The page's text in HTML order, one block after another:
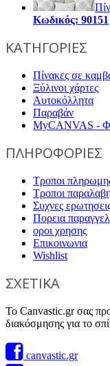
Κωδικός: 90151
ΚΑΤΗΓΟΡΙΕΣ
Πίνακες σε
Ξύλινοι χάρτες
Αυτοκόλλητα
Παραβάν
MyCANVAS -
ΠΛΗΡΟΦΟΡΙΕΣ
Τροποι
Τροποι
Συχνες
Πορεια
οροι χρησης
Επικοινωνια
Wishlist
ΣΧΕΤΙΚΑ
Το Canvastic.gr σας
διακόσμησης για το
canvastic.gr